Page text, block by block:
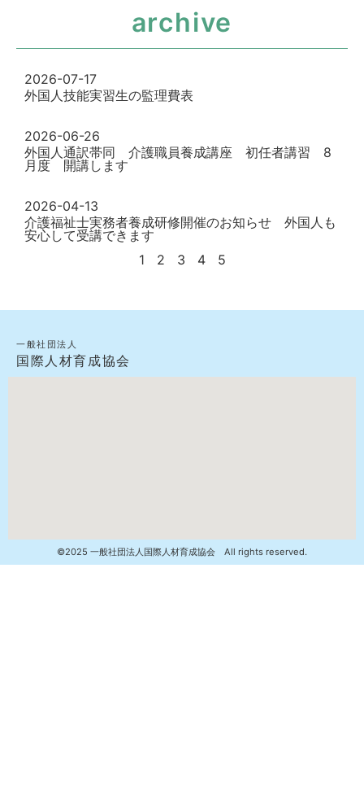
archive
2026-07-17
外国人技能実習生の監理費表
2026-06-26
外国人通訳帯同 介護職員養成講座 初任者講習 8
月度 開講します
2026-04-13
介護福祉士実務者養成研修開催のお知らせ 外国人も
安心して受講できます
1
2 3 4 5
一般社団法人
国際人材育成協会
©2025 一般社団法人国際人材育成協会 All rights reserved.